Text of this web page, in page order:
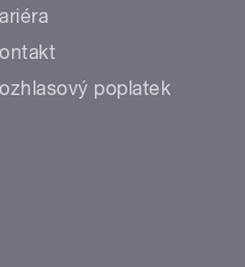
poplatek